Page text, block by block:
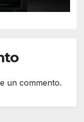
un commento.